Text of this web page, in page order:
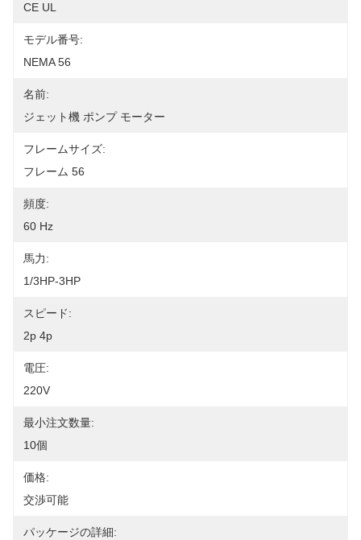
CE UL
モデル番号:
NEMA 56
名前:
ジェット機 ポンプ モーター
フレームサイズ:
フレーム 56
頻度:
60 Hz
馬力:
1/3HP-3HP
スピード:
2p 4p
電圧:
220V
最小注文数量:
10個
価格:
交渉可能
パッケージの詳細: